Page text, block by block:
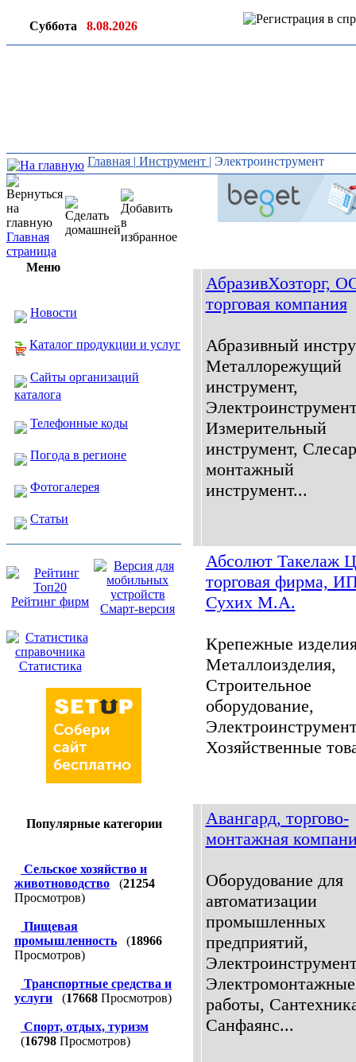
Суббота 8.08.2026
Главная | Инструмент | Электроинструмент
Главная
страница
Меню
Новости
Каталог продукции и услуг
Сайты организаций
каталога
Телефонные коды
Погода в регионе
Фотогалерея
Статьи
Рейтинг фирм
Смарт-версия
Статистика
Популярные категории
Сельское хозяйство и
животноводство
(21254
Просмотров)
Пищевая
промышленность
(18966
Просмотров)
Транспортные средства и
услуги
(17668 Просмотров)
Спорт, отдых, туризм
(16798 Просмотров)
АбразивХозторг,
торговая компания
Абразивный
Металлорежущий
инструмент,
Измерительный
инструмент,
монтажный
инструмент...
Абсолют Такелаж
торговая фирма,
Сухих М.А.
Крепежные
Металлоизделия,
Строительное
оборудование,
Хозяйственные
Авангард, торгово-
монтажная
Оборудование для
автоматизации
промышленных
предприятий,
Электромонтажные
работы,
Санфаянс...